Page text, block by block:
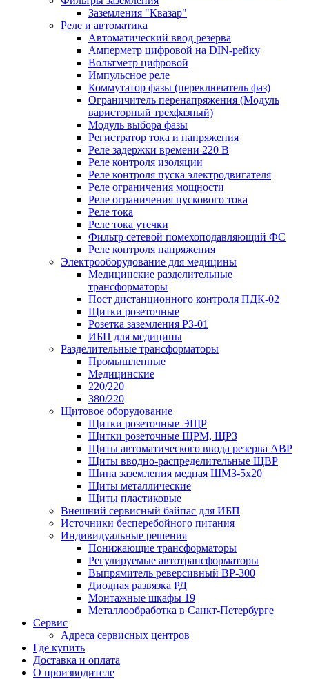
Заземления "Квазар"
Реле и автоматика
Автоматический ввод резерва
Амперметр цифровой на DIN-рейку
Вольтметр цифровой
Импульсное реле
Коммутатор фазы (переключатель фаз)
Ограничитель перенапряжения (Модуль
варисторный трехфазный)
Модуль выбора фазы
Регистратор тока и напряжения
Реле задержки времени 220 В
Реле контроля изоляции
Реле контроля пуска электродвигателя
Реле ограничения мощности
Реле ограничения пускового тока
Реле тока
Реле тока утечки
Фильтр сетевой помехоподавляющий ФС
Реле контроля напряжения
Электрооборудование для медицины
Медицинские разделительные
трансформаторы
Пост дистанционного контроля ПДК-02
Щитки розеточные
Розетка заземления РЗ-01
ИБП для медицины
Разделительные трансформаторы
Промышленные
Медицинские
220/220
380/220
Щитовое оборудование
Щитки розеточные ЭЩР
Щитки розеточные ЩРМ, ЩРЗ
Щиты автоматического ввода резерва АВР
Щиты вводно-распределительные ЩВР
Шина заземления медная ШМЗ-5х20
Щиты металлические
Щиты пластиковые
Внешний сервисный байпас для ИБП
Источники бесперебойного питания
Индивидуальные решения
Понижающие трансформаторы
Регулируемые автотрансформаторы
Выпрямитель реверсивный ВР-300
Диодная развязка РД
Монтажные шкафы 19
Металлообработка в Санкт-Петербурге
Сервис
Адреса сервисных центров
Где купить
Доставка и оплата
О производителе